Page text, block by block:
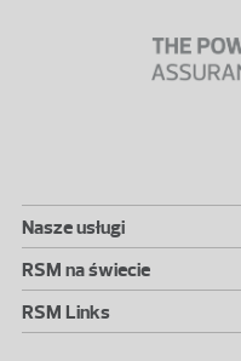
Nasze usługi
RSM na świecie
RSM Links